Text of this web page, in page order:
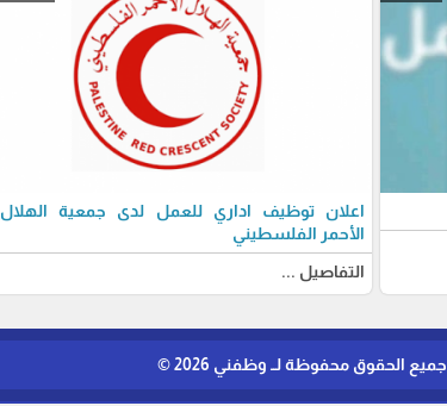
اعلان توظيف اداري للعمل لدى جمعية الهلال
الأحمر الفلسطيني
التفاصيل ...
جميع الحقوق محفوظة لــ وظفني 2026 ©